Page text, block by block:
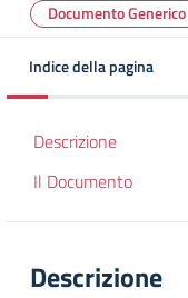
Documento Generico
Indice della pagina
Descrizione
Il Documento
Descrizione